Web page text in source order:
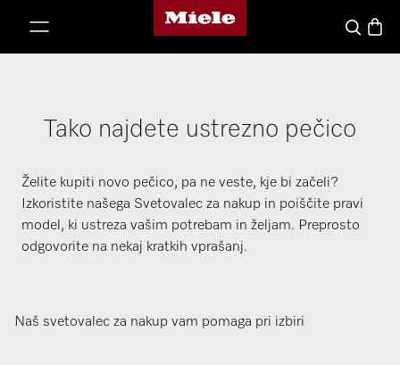
Domača stran Miele
Iskanje
Tako najdete ustrezno pečico
Želite kupiti novo pečico, pa ne veste, kje bi začeli?
Izkoristite našega Svetovalec za nakup in poiščite pravi
model, ki ustreza vašim potrebam in željam. Preprosto
odgovorite na nekaj kratkih vprašanj.
Naš svetovalec za nakup vam pomaga pri izbiri